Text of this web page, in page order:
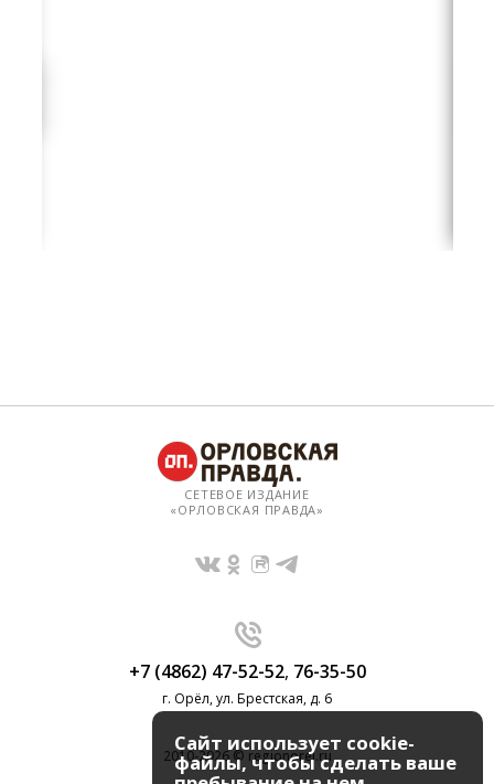
СЕТЕВОЕ ИЗДАНИЕ
«ОРЛОВСКАЯ ПРАВДА»
+7 (4862) 47-52-52, 76-35-50
г. Орёл, ул. Брестская, д. 6
2010-2026 © regionorel.ru
Сайт использует cookie-
файлы, чтобы сделать ваше